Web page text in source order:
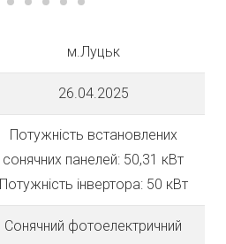
м.Луцьк
26.04.2025
Потужність встановлених
сонячних панелей: 50,31 кВт
Потужність інвертора: 50 кВт
Сонячний фотоелектричний